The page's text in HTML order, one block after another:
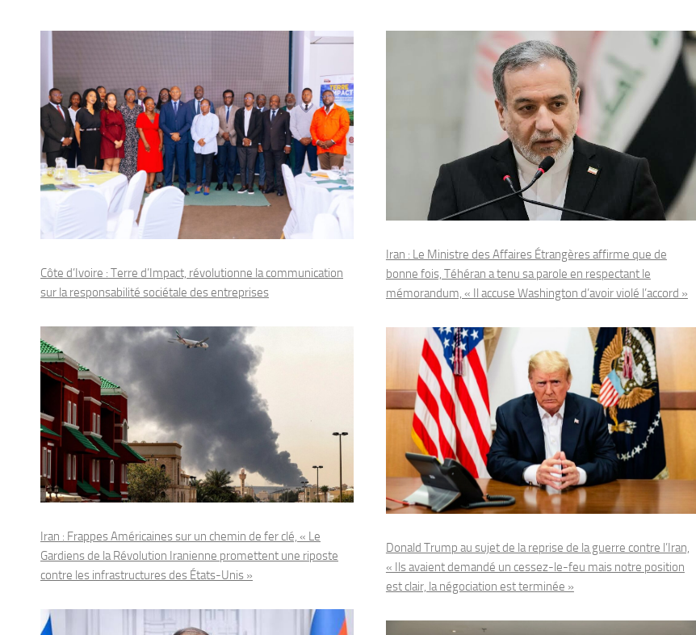
Côte d’Ivoire : Terre d’Impact, révolutionne la communication
sur la responsabilité sociétale des entreprises
Iran : Frappes Américaines sur un chemin de fer clé, « Le
Gardiens de la Révolution Iranienne promettent une riposte
contre les infrastructures des États-Unis »
Iran : Le Ministre des Affaires Étrangères affirme que de
bonne fois, Téhéran a tenu sa parole en respectant le
mémorandum, « Il accuse Washington d’avoir violé l’accord »
Donald Trump au sujet de la reprise de la guerre contre l’Iran,
« Ils avaient demandé un cessez-le-feu mais notre position
est clair, la négociation est terminée »